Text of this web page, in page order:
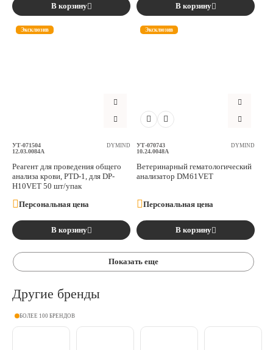
В корзину В корзину
Эксклюзив
УТ-071504
12.03.0084A
DYMIND
Реагент для проведения общего
анализа крови, PTD-1, для DP-
H10VET 50 шт/упак
Персональная цена
В корзину
Эксклюзив
УТ-070743
10.24.0048A
DYMIND
Ветеринарный гематологический
анализатор DM61VET
Персональная цена
В корзину
Показать еще
Другие бренды
БОЛЕЕ 100 БРЕНДОВ